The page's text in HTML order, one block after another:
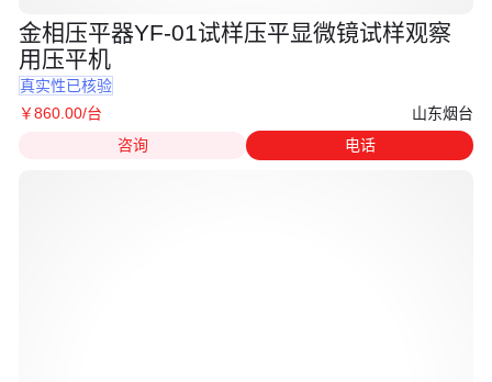
金相压平器YF-01试样压平显微镜试样观察
用压平机
真实性已核验
￥860 .00/台
山东烟台
咨询
电话